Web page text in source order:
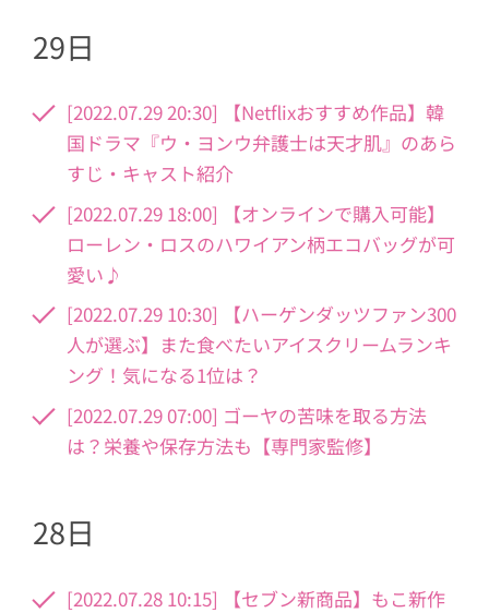
29日
[2022.07.29 20:30] 【Netflixおすすめ作品】韓
国ドラマ『ウ・ヨンウ弁護士は天才肌』のあら
すじ・キャスト紹介
[2022.07.29 18:00] 【オンラインで購入可能】
ローレン・ロスのハワイアン柄エコバッグが可
愛い♪
[2022.07.29 10:30] 【ハーゲンダッツファン300
人が選ぶ】また食べたいアイスクリームランキ
ング！気になる1位は？
[2022.07.29 07:00] ゴーヤの苦味を取る方法
は？栄養や保存方法も【専門家監修】
28日
[2022.07.28 10:15] 【セブン新商品】もこ新作